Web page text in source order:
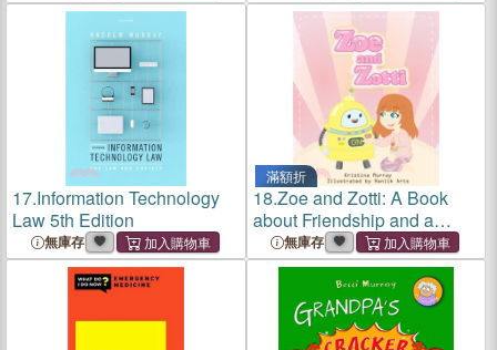
17.Information Technology
Law 5th Edition
無庫存
滿額折
18.Zoe and Zotti: A Book
about Friendship and a
Robot無庫存